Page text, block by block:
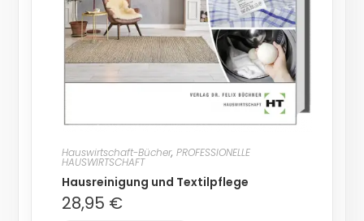
Hauswirtschaft-Bücher, PROFESSIONELLE
HAUSWIRTSCHAFT
Hausreinigung und Textilpflege
28,95 €